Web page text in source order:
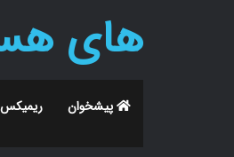
های
پیشخوان ریمیکس